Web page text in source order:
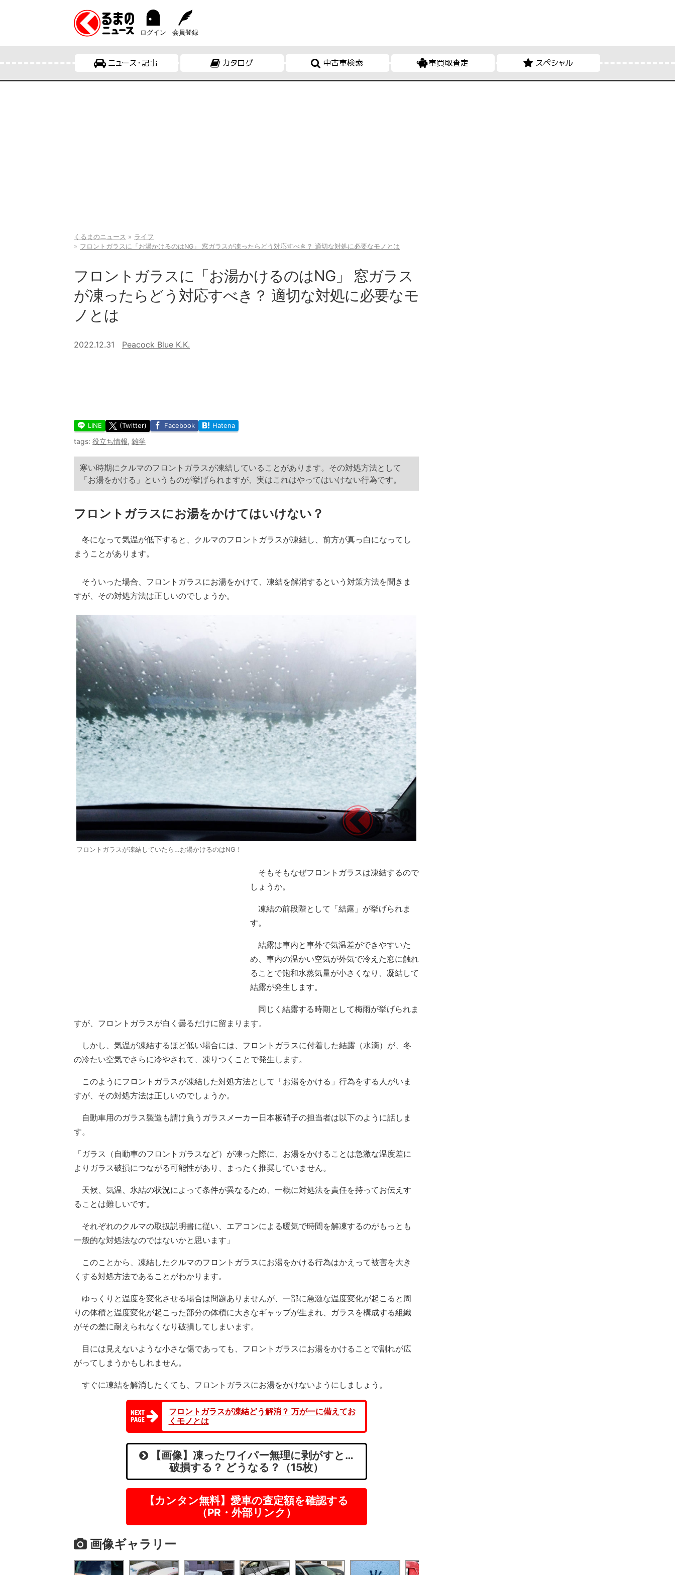
ログイン 会員登録
ニュース・記事 カタログ 中古車検索 車買取査定 スペシャル
くるまのニュース
ライフ
フロントガラスに「お湯かけるのはNG」 窓ガラスが凍ったらどう対応すべき？ 適切な対処に必要なモノとは
フロントガラスに「お湯かけるのはNG」 窓ガラス
が凍ったらどう対応すべき？ 適切な対処に必要なモ
ノとは
2022.12.31 Peacock Blue K.K.
LINE (Twitter) Facebook Hatena
tags: 役立ち情報, 雑学
寒い時期にクルマのフロントガラスが凍結していることがあります。その対処方法として
「お湯をかける」というものが挙げられますが、実はこれはやってはいけない行為です。
フロントガラスにお湯をかけてはいけない？
冬になって気温が低下すると、クルマのフロントガラスが凍結し、前方が真っ白になってし
まうことがあります。
そういった場合、フロントガラスにお湯をかけて、凍結を解消するという対策方法を聞きま
すが、その対処方法は正しいのでしょうか。
フロントガラスが凍結していたら…お湯かけるのはNG！
そもそもなぜフロントガラスは凍結するので
しょうか。
凍結の前段階として「結露」が挙げられま
す。
結露は車内と車外で気温差ができやすいた
め、車内の温かい空気が外気で冷えた窓に触れ
ることで飽和水蒸気量が小さくなり、凝結して
結露が発生します。
同じく結露する時期として梅雨が挙げられま
すが、フロントガラスが白く曇るだけに留まります。
しかし、気温が凍結するほど低い場合には、フロントガラスに付着した結露（水滴）が、冬
の冷たい空気でさらに冷やされて、凍りつくことで発生します。
このようにフロントガラスが凍結した対処方法として「お湯をかける」行為をする人がいま
すが、その対処方法は正しいのでしょうか。
自動車用のガラス製造も請け負うガラスメーカー日本板硝子の担当者は以下のように話しま
す。
「ガラス（自動車のフロントガラスなど）が凍った際に、お湯をかけることは急激な温度差に
よりガラス破損につながる可能性があり、まったく推奨していません。
天候、気温、氷結の状況によって条件が異なるため、一概に対処法を責任を持ってお伝えす
ることは難しいです。
それぞれのクルマの取扱説明書に従い、エアコンによる暖気で時間を解凍するのがもっとも
一般的な対処法なのではないかと思います」
このことから、凍結したクルマのフロントガラスにお湯をかける行為はかえって被害を大き
くする対処方法であることがわかります。
ゆっくりと温度を変化させる場合は問題ありませんが、一部に急激な温度変化が起こると周
りの体積と温度変化が起こった部分の体積に大きなギャップが生まれ、ガラスを構成する組織
がその差に耐えられなくなり破損してしまいます。
目には見えないような小さな傷であっても、フロントガラスにお湯をかけることで割れが広
がってしまうかもしれません。
すぐに凍結を解消したくても、フロントガラスにお湯をかけないようにしましょう。
フロントガラスが凍結どう解消？ 万が一に備えてお
くモノとは
【画像】凍ったワイパー無理に剥がすと…
破損する？ どうなる？（15枚）
【カンタン無料】愛車の査定額を確認する
（PR・外部リンク）
画像ギャラリー